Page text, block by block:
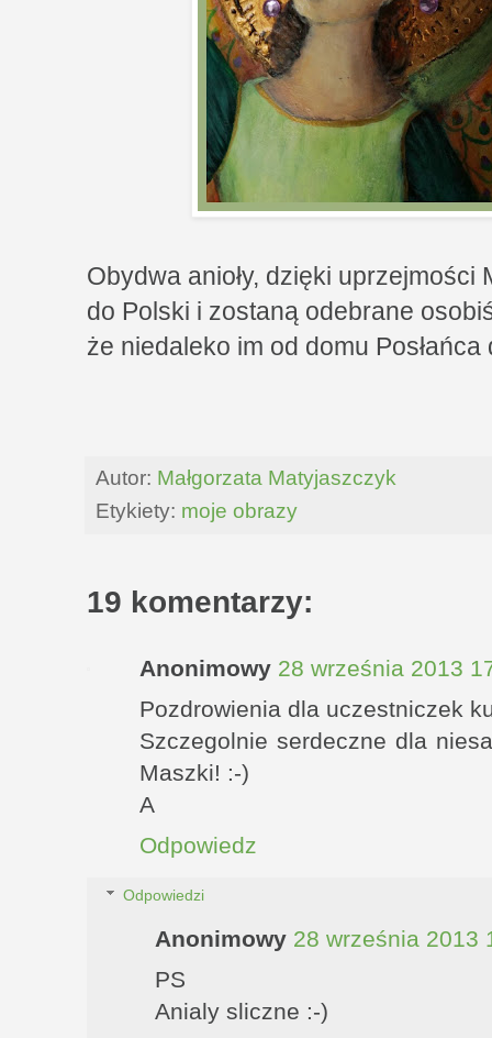
Obydwa anioły, dzięki
do Polski i zostaną odebrane
że niedaleko im od domu
Autor: Małgorzata Matyjaszczyk
Etykiety: moje obrazy
19 komentarzy:
Anonimowy 28 września 2013
Pozdrowienia dla uczestniczek
Szczegolnie serdeczne dla
Maszki! :-)
A
Odpowiedz
Odpowiedzi
Anonimowy 28 września 2013
PS
Anialy sliczne :-)